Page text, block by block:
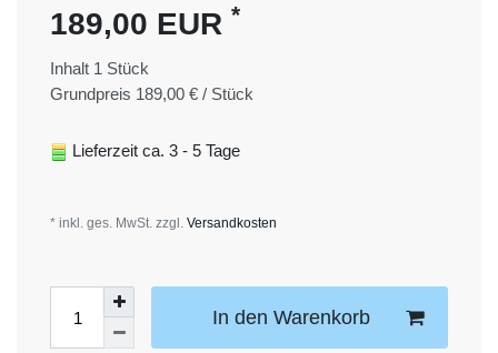
189,00 EUR *
Inhalt 1 Stück
Grundpreis 189,00 € / Stück
Lieferzeit ca. 3 - 5 Tage
* inkl. ges. MwSt. zzgl. Versandkosten
In den Warenkorb